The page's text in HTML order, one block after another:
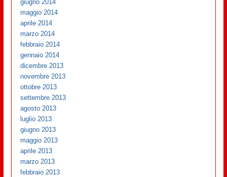
giugno 2014
maggio 2014
aprile 2014
marzo 2014
febbraio 2014
gennaio 2014
dicembre 2013
novembre 2013
ottobre 2013
settembre 2013
agosto 2013
luglio 2013
giugno 2013
maggio 2013
aprile 2013
marzo 2013
febbraio 2013